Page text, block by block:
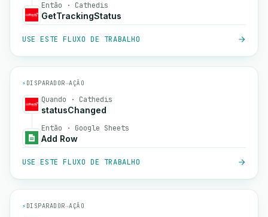
Então · Cathedis
GetTrackingStatus
USE ESTE FLUXO DE TRABALHO
⚡ DISPARADOR→AÇÃO
Quando · Cathedis
statusChanged
Então · Google Sheets
Add Row
USE ESTE FLUXO DE TRABALHO
⚡ DISPARADOR→AÇÃO